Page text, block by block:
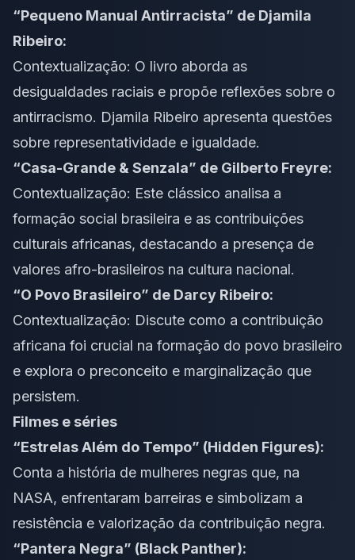
“Pequeno Manual Antirracista” de Djamila
Ribeiro:
Contextualização: O livro aborda as
desigualdades raciais e propõe reflexões sobre o
antirracismo. Djamila Ribeiro apresenta questões
sobre representatividade e igualdade.
“Casa-Grande & Senzala” de Gilberto Freyre:
Contextualização: Este clássico analisa a
formação social brasileira e as contribuições
culturais africanas, destacando a presença de
valores afro-brasileiros na cultura nacional.
“O Povo Brasileiro” de Darcy Ribeiro:
Contextualização: Discute como a contribuição
africana foi crucial na formação do povo brasileiro
e explora o preconceito e marginalização que
persistem.
Filmes e séries
“Estrelas Além do Tempo” (Hidden Figures):
Conta a história de mulheres negras que, na
NASA, enfrentaram barreiras e simbolizam a
resistência e valorização da contribuição negra.
“Pantera Negra” (Black Panther):